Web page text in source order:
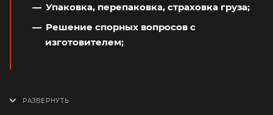
Упаковка, перепаковка, страховка груза;
Решение спорных вопросов с
изготовителем;